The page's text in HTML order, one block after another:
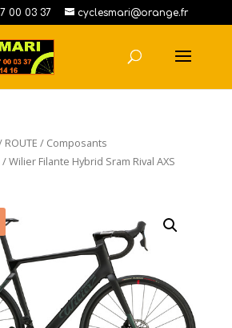
00 03 37 cyclesmari@orange.fr
ROUTE / Composants
/ Wilier Filante Hybrid Sram Rival AXS